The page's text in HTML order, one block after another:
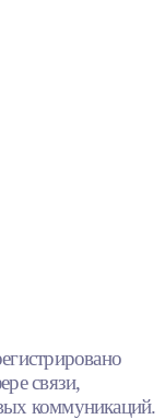
связи,
коммуникаций.